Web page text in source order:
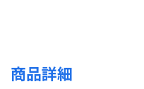
商品詳細